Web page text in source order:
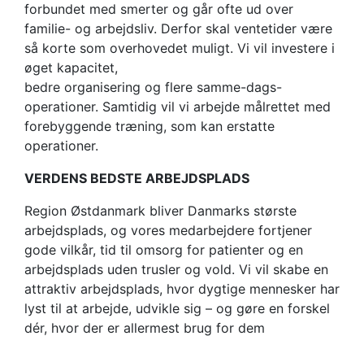
forbundet med smerter og går ofte ud over
familie- og arbejdsliv. Derfor skal ventetider være
så korte som overhovedet muligt. Vi vil investere i
øget kapacitet,
bedre organisering og flere samme-dags-
operationer. Samtidig vil vi arbejde målrettet med
forebyggende træning, som kan erstatte
operationer.
VERDENS BEDSTE ARBEJDSPLADS
Region Østdanmark bliver Danmarks største
arbejdsplads, og vores medarbejdere fortjener
gode vilkår, tid til omsorg for patienter og en
arbejdsplads uden trusler og vold. Vi vil skabe en
attraktiv arbejdsplads, hvor dygtige mennesker har
lyst til at arbejde, udvikle sig – og gøre en forskel
dér, hvor der er allermest brug for dem